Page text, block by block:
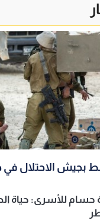
بجيش الاحتلال في
حسام للأسرى: حياة